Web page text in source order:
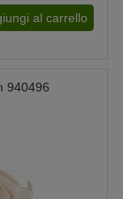
al carrello
940496